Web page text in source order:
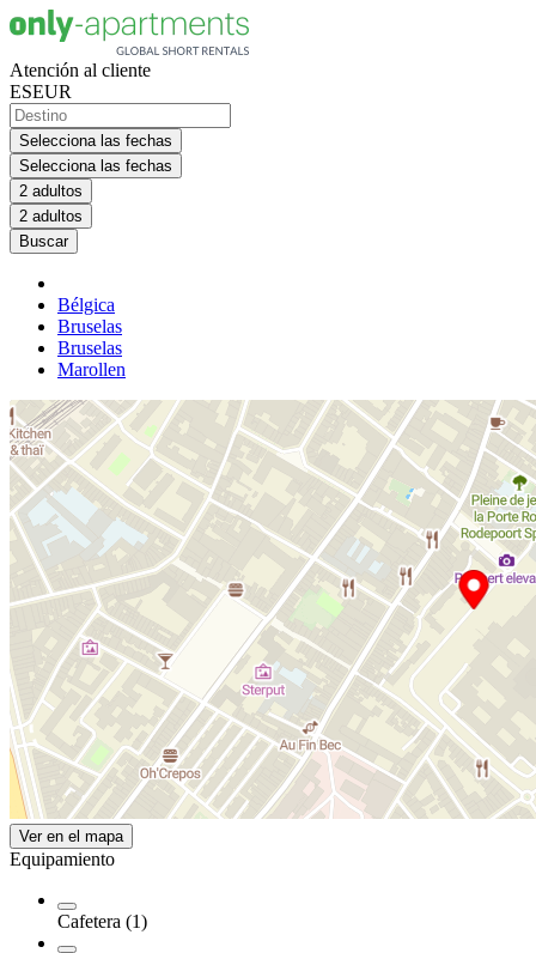
Atención al cliente
ESEUR
Selecciona las fechas
Selecciona las fechas
2 adultos
2 adultos
Buscar
Bélgica
Bruselas
Bruselas
Marollen
Ver en el mapa
Equipamiento
Cafetera (1)